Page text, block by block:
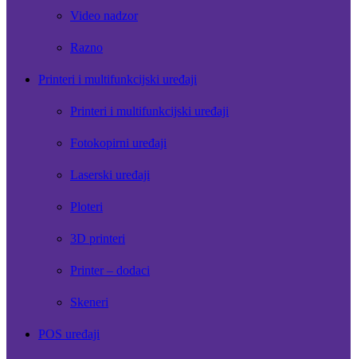
Video nadzor
Razno
Printeri i multifunkcijski uređaji
Printeri i multifunkcijski uređaji
Fotokopirni uređaji
Laserski uređaji
Ploteri
3D printeri
Printer – dodaci
Skeneri
POS uređaji